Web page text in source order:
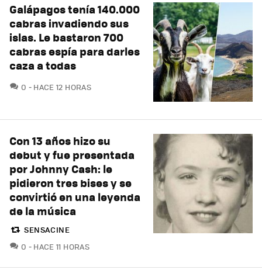
Galápagos tenía 140.000
cabras invadiendo sus
islas. Le bastaron 700
cabras espía para darles
caza a todas
0 COMENTARIOS
HACE 12 HORAS
Con 13 años hizo su
debut y fue presentada
por Johnny Cash: le
pidieron tres bises y se
convirtió en una leyenda
de la música
SENSACINE
0 COMENTARIOS
HACE 11 HORAS